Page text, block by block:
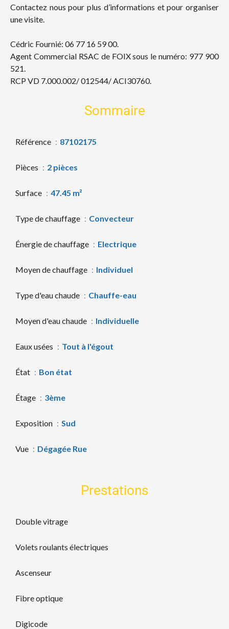
Contactez nous pour plus d’informations et pour organiser
une visite.
Cédric Fournié: 06 77 16 59 00.
Agent Commercial RSAC de FOIX sous le numéro: 977 900
521.
RCP VD 7.000.002/ 012544/ ACI30760.
Sommaire
Référence 87102175
Pièces 2 pièces
Surface 47.45 m²
Type de chauffage Convecteur
Énergie de chauffage Electrique
Moyen de chauffage Individuel
Type d'eau chaude Chauffe-eau
Moyen d'eau chaude Individuelle
Eaux usées Tout à l'égout
État Bon état
Étage 3ème
Exposition Sud
Vue Dégagée Rue
Prestations
Double vitrage
Volets roulants électriques
Ascenseur
Fibre optique
Digicode